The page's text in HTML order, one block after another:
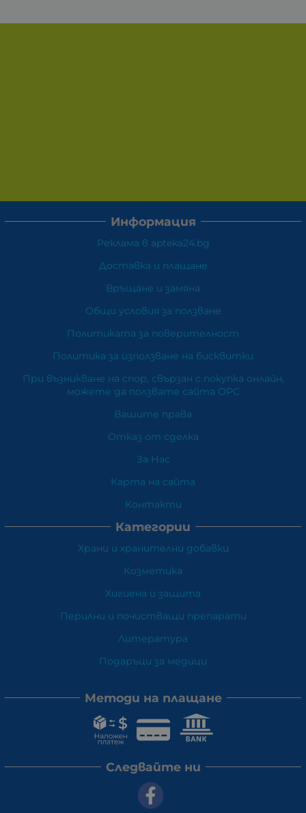
Информация
Реклама в apteka24.bg
Доставка и плащане
Връщане и замяна
Общи условия за ползване
Политиката за поверителност
Политика за използване на бисквитки
При възникване на спор, свързан с покупка онлайн,
можете да ползвате сайта ОРС
Вашите права
Отказ от сделка
За Нас
Карта на сайта
Контакти
Категории
Храни и хранителни добавки
Козметика
Хигиена и защита
Перилни и почистващи препарати
Литература
Подаръци за медици
Методи на плащане
Следвайте ни